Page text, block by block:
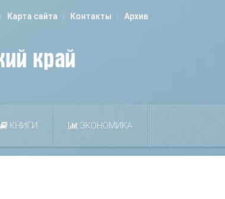
Карта сайта Контакты Архив
КНИГИ ЭКОНОМИКА